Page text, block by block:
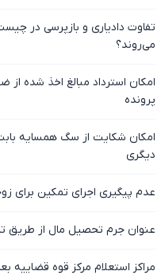
تفاوت دادیاری و بازپرسی در
می‌روند؟
امکان استرداد مبالغ اخذ شده
پرونده
امکان شکایت از سگ همسایه
دیگری
عدم پیگیری اجرای تمکین برای
عنوان جرم تحصیل مال از طریق
مراکز استعلام مرکز قوه قضاییه